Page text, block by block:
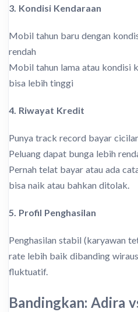
3. Kondisi Kendaraan
Mobil tahun baru dengan
rendah
Mobil tahun lama atau kondisi
bisa lebih tinggi
4. Riwayat Kredit
Punya track record bayar
Peluang dapat bunga lebih
Pernah telat bayar atau ada
bisa naik atau bahkan ditolak.
5. Profil Penghasilan
Penghasilan stabil (karyawan
rate lebih baik dibanding
fluktuatif.
Bandingkan: Adira